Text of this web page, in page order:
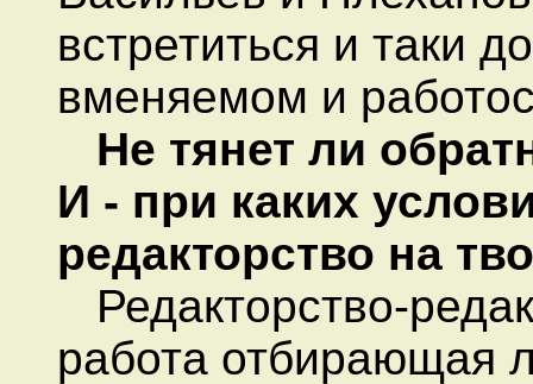
встретиться и таки
вменяемом и
Не тянет ли
И - при каких
редакторство на
Редакторство-
работа отбирающая